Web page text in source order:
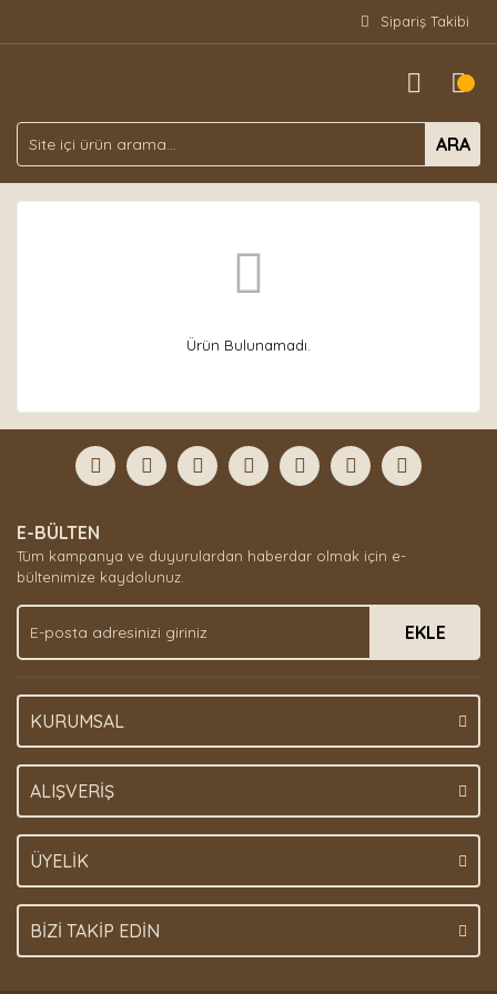
Sipariş Takibi
ARA
Ürün Bulunamadı.
E-BÜLTEN
Tüm kampanya ve duyurulardan haberdar olmak için e-
bültenimize kaydolunuz.
EKLE
KURUMSAL
ALIŞVERİŞ
ÜYELİK
BİZİ TAKİP EDİN